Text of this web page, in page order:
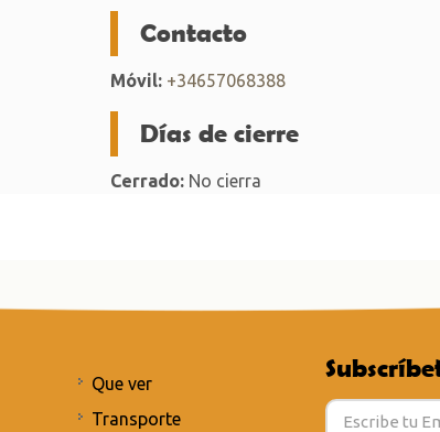
Contacto
Móvil: +34657068388
Días de cierre
Cerrado:No cierra
Que ver
Transporte